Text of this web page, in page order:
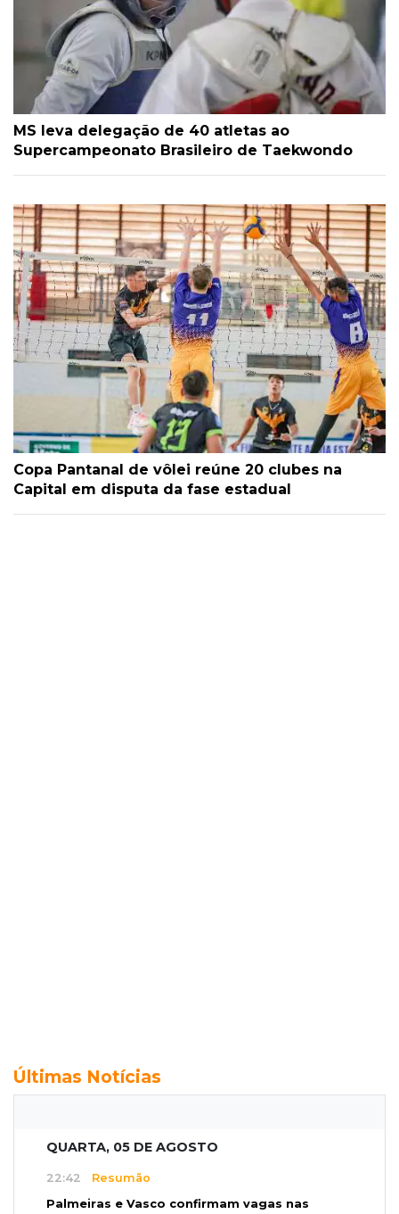
MS leva delegação de 40 atletas ao
Supercampeonato Brasileiro de Taekwondo
Copa Pantanal de vôlei reúne 20 clubes na
Capital em disputa da fase estadual
Últimas Notícias
QUARTA, 05 DE AGOSTO
22:42 Resumão
Palmeiras e Vasco confirmam vagas nas